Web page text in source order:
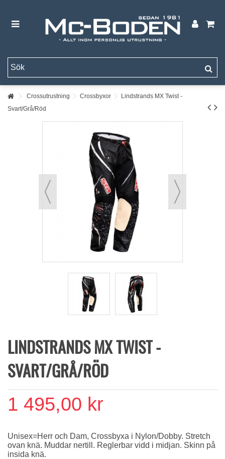
Crossutrustning Crossbyxor
Lindstrands MX Twist -
Svart/Grå/Röd
LINDSTRANDS MX TWIST -
SVART/GRÅ/RÖD
1 495,00 kr
Unisex=Herr och Dam, Crossbyxa i Nylon/Dobby. Stretch
ovan knä. Muddar nertill. Reglerbar vidd i midjan. Skinn på
insida knä.